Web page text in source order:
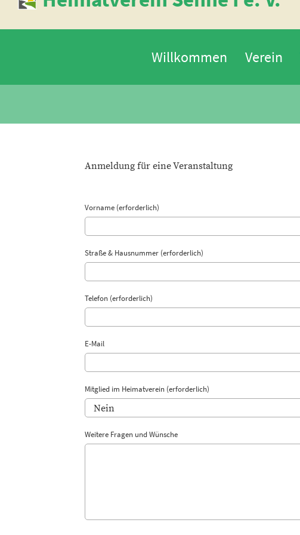
Willkommen Verein
Anmeldung für eine Veranstaltung
Vorname (erforderlich)
Straße & Hausnummer (erforderlich)
Telefon (erforderlich)
E-Mail
Mitglied im Heimatverein (erforderlich)
Weitere Fragen und Wünsche